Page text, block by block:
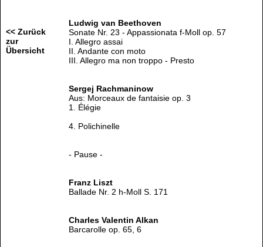
<< Zurück
zur
Übersicht
Ludwig van Beethoven
Sonate Nr. 23 - Appassionata f-Moll op. 57
I. Allegro assai
II. Andante con moto
III. Allegro ma non troppo - Presto
Sergej Rachmaninow
Aus: Morceaux de fantaisie op. 3
1. Élégie
4. Polichinelle
- Pause -
Franz Liszt
Ballade Nr. 2 h-Moll S. 171
Charles Valentin Alkan
Barcarolle op. 65, 6